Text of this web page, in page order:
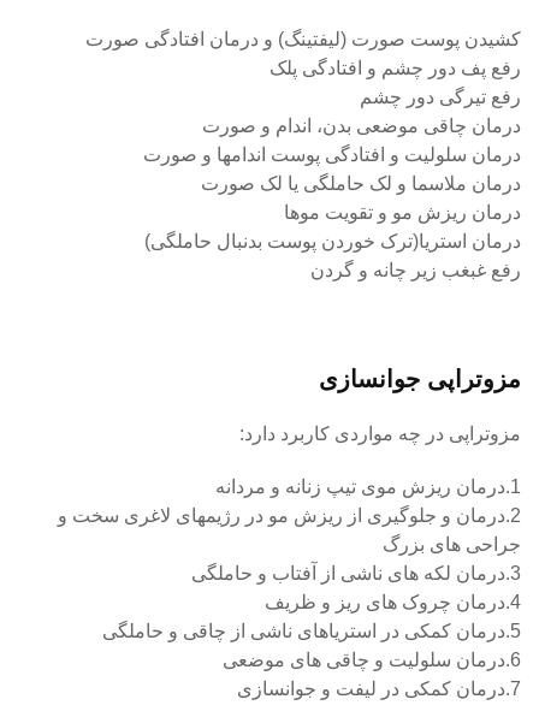
کشیدن پوست صورت (لیفتینگ) و درمان افتادگی صورت
رفع پف دور چشم و افتادگی پلک
رفع تیرگ‍ی دور چشم
درمان چاقی موضعی بدن، اندام و صورت
درمان سلولیت و افتادگی پوست اندامها و صورت
درمان ملاسما و لک حاملگی یا لک صورت
درمان ریزش مو و تقویت موها
درمان استریا(ترک خوردن پوست بدنبال حاملگی)
رفع غبغب زیر چانه و گردن
مزوتراپی جوانسازی
مزوتراپی در چه مواردی کاربرد دارد:
1.درمان ریزش موی تیپ زنانه و مردانه
2.درمان و جلوگیری از ریزش مو در رژیمهای لاغری سخت و
جراحی های بزرگ
3.درمان لکه های ناشی از آفتاب و حاملگی
4.درمان چروک های ریز و ظریف
5.درمان کمکی در استریاهای ناشی از چاقی و حاملگی
6.درمان سلولیت و چاقی های موضعی
7.درمان کمکی در لیفت و جوانسازی